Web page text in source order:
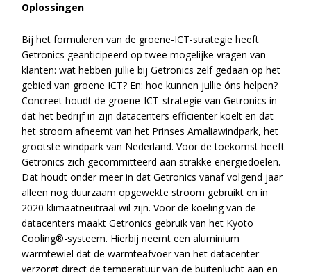
Oplossingen
Bij het formuleren van de groene-ICT-strategie heeft
Getronics geanticipeerd op twee mogelijke vragen van
klanten: wat hebben jullie bij Getronics zelf gedaan op het
gebied van groene ICT? En: hoe kunnen jullie óns helpen?
Concreet houdt de groene-ICT-strategie van Getronics in
dat het bedrijf in zijn datacenters efficiënter koelt en dat
het stroom afneemt van het Prinses Amaliawindpark, het
grootste windpark van Nederland. Voor de toekomst heeft
Getronics zich gecommitteerd aan strakke energiedoelen.
Dat houdt onder meer in dat Getronics vanaf volgend jaar
alleen nog duurzaam opgewekte stroom gebruikt en in
2020 klimaatneutraal wil zijn. Voor de koeling van de
datacenters maakt Getronics gebruik van het Kyoto
Cooling®-systeem. Hierbij neemt een aluminium
warmtewiel dat de warmteafvoer van het datacenter
verzorgt direct de temperatuur van de buitenlucht aan en